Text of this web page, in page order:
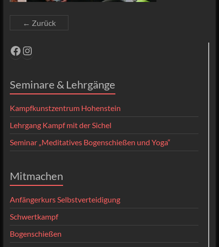
← Zurück
Facebook
Instagram
Seminare & Lehrgänge
Kampfkunstzentrum Hohenstein
Lehrgang Kampf mit der Sichel
Seminar „Meditatives Bogenschießen und Yoga“
Mitmachen
Anfängerkurs Selbstverteidigung
Schwertkampf
Bogenschießen